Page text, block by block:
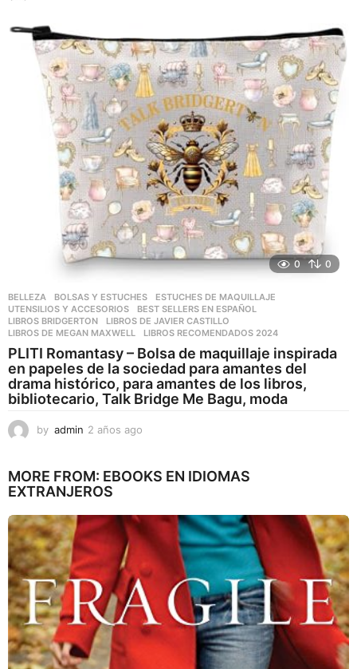
o
s
a
g
o
0 0
BELLEZA ,BOLSAS Y ESTUCHES ,ESTUCHES DE MAQUILLAJE
UTENSILIOS Y ACCESORIOS
BEST SELLERS EN ESPAÑOL
LIBROS BRIDGERTON
,LIBROS DE JAVIER CASTILLO
LIBROS DE MEGAN MAXWELL
,LIBROS RECOMENDADOS 2024
PLITI Romantasy – Bolsa de maquillaje inspirada
en papeles de la sociedad para amantes del
drama histórico, para amantes de los libros,
bibliotecario, Talk Bridge Me Bagu, moda
by admin 2 años ago
o
g
o
MORE FROM: EBOOKS EN IDIOMAS
EXTRANJEROS